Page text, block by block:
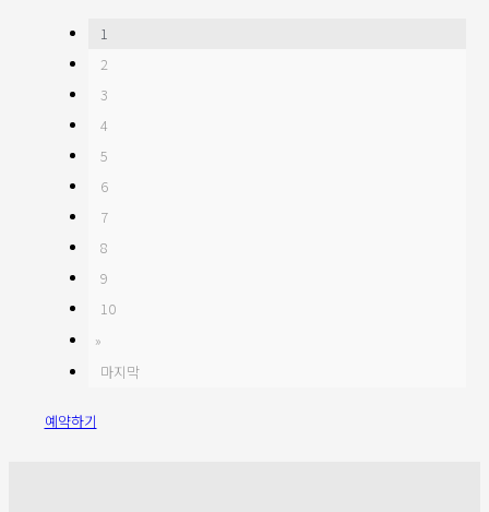
1
2
3
4
5
6
7
8
9
10
»
마지막
예약하기